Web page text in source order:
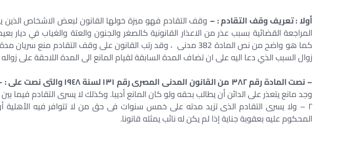
أولا : تعريف وقف التقادم : – وقف التقادم فهو ميزة خولها القانون لبعض الاشخاص
المراجعة القضائية بسبب عذر من الاعذار القانونية كالصغر والجنون والعتة والغياب في ديار
كما هو واضح من نص المادة 382 مدنى ، وقد رتب القانون على وقف التقادم منع
زوال السبب الذي دعا اليه على ان تضاف المدة السابقة لقيام المانع الى المدة اللاحقة على
– نصت المادة رقم ٣٨٢ من القانون المدنى المصرى رقم ١٣١ لسنة ١٩٤٨ والتى نصت على : –
وجد مانع يتعذر على الدائن أن يطالب بحقه ولو كان المانع أديبا. وكذلك لا يسرى التقادم فيما بين
٢ – ولا يسرى التقادم الذى تزيد مدته على خمس سنوات فى حق من لا تتوافر فيه
المحكوم عليه بعقوبة جناية إذا لم يكن له نائب يمثله قانونا.